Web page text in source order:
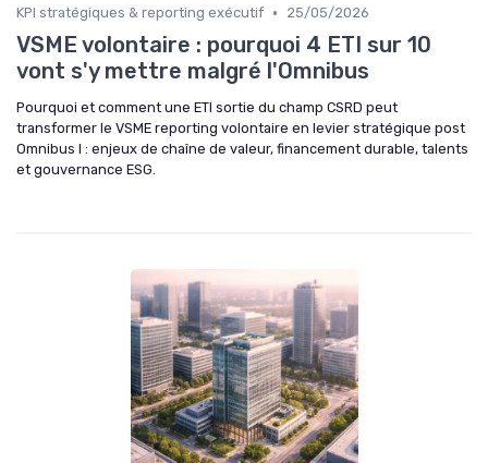
KPI stratégiques & reporting exécutif • 25/05/2026
VSME volontaire : pourquoi 4 ETI sur 10
vont s'y mettre malgré l'Omnibus
Pourquoi et comment une ETI sortie du champ CSRD peut
transformer le VSME reporting volontaire en levier stratégique post
Omnibus I : enjeux de chaîne de valeur, financement durable, talents
et gouvernance ESG.